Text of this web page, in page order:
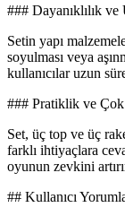
### Dayanıklılık
Setin yapı
soyulması veya
kullanıcılar uzun
### Pratiklik ve
Set, üç top ve üç
farklı ihtiyaçlara
oyunun zevkini
## Kullanıcı